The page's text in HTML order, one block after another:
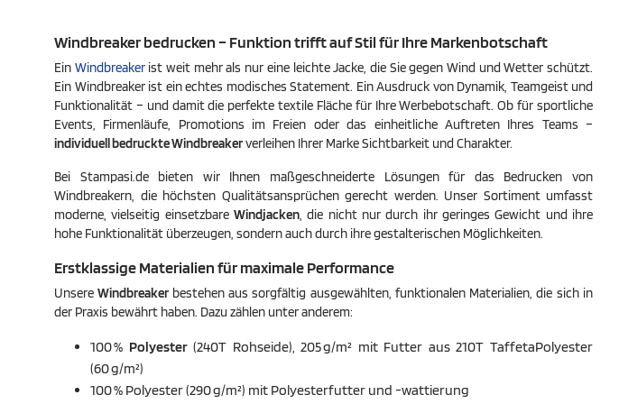
verstaubarer Tragetasche für einfache
Windbreaker bedrucken – Funktion trifft auf Stil für Ihre Markenbotschaft
Ein Windbreaker ist weit mehr als nur eine leichte Jacke, die Sie gegen Wind und Wetter schützt.
Ein Windbreaker ist ein echtes modisches Statement. Ein Ausdruck von Dynamik, Teamgeist und
Funktionalität – und damit die perfekte textile Fläche für Ihre Werbebotschaft. Ob für sportliche
Events, Firmenläufe, Promotions im Freien oder das einheitliche Auftreten Ihres Teams –
individuell bedruckte Windbreakerverleihen Ihrer Marke Sichtbarkeit und Charakter.
Bei Stampasi.de bieten wir Ihnen maßgeschneiderte Lösungen für das Bedrucken von
Windbreakern, die höchsten Qualitätsansprüchen gerecht werden. Unser Sortiment umfasst
moderne, vielseitig einsetzbare Windjacken, die nicht nur durch ihr geringes Gewicht und ihre
hohe Funktionalität überzeugen, sondern auch durch ihre gestalterischen Möglichkeiten.
Erstklassige Materialien für maximale Performance
UnsereWindbreaker bestehen aus sorgfältig ausgewählten, funktionalen Materialien, die sich in
der Praxis bewährt haben. Dazu zählen unter anderem:
100 % Polyester(240T Rohseide), 205 g/m² mit Futter aus 210T TaffetaPolyester
(60 g/m²)
100 % Polyester (290 g/m²) mit Polyesterfutter und -wattierung